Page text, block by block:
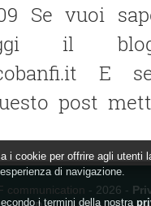
Se vuoi
il
E
post
communication - 2026 -
i cookie per offrire agli utenti
esperienza di navigazione.
i termini della nostra